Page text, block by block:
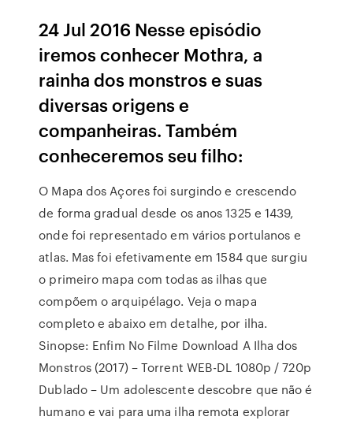
24 Jul 2016 Nesse episódio
iremos conhecer Mothra, a
rainha dos monstros e suas
diversas origens e
companheiras. Também
conheceremos seu filho:
O Mapa dos Açores foi surgindo e crescendo
de forma gradual desde os anos 1325 e 1439,
onde foi representado em vários portulanos e
atlas. Mas foi efetivamente em 1584 que surgiu
o primeiro mapa com todas as ilhas que
compõem o arquipélago. Veja o mapa
completo e abaixo em detalhe, por ilha.
Sinopse: Enfim No Filme Download A Ilha dos
Monstros (2017) – Torrent WEB-DL 1080p / 720p
Dublado – Um adolescente descobre que não é
humano e vai para uma ilha remota explorar